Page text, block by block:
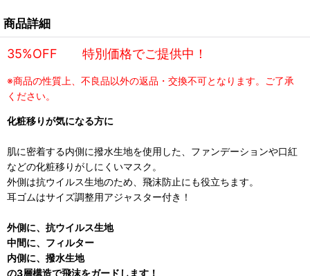
商品詳細
35%OFF 特別価格でご提供中！
※商品の性質上、不良品以外の返品・交換不可となります。ご了承
ください。
化粧移りが気になる方に
肌に密着する内側に撥水生地を使用した、ファンデーションや口紅
などの化粧移りがしにくいマスク。
外側は抗ウイルス生地のため、飛沫防止にも役立ちます。
耳ゴムはサイズ調整用アジャスター付き！
外側に、抗ウイルス生地
中間に、フィルター
内側に、撥水生地
の3層構造で飛沫をガードします！